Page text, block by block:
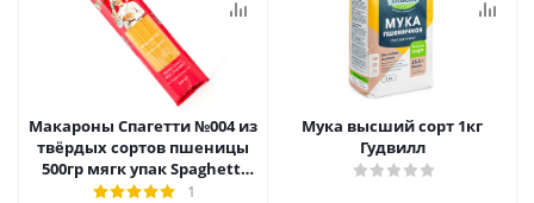
Макароны Спагетти №004 из
твёрдых сортов пшеницы
500гр мягк упак Spaghetti
Maltagliati
1
Мука высший сорт 1кг
Гудвилл